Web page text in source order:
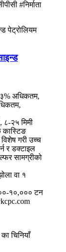
#निर्माता
अधिकतम,
८-२५ मिमी
कास्टिङ
गरी उच्च
र डक्टाइल
सामग्रीको
वा १
१०,००० टन